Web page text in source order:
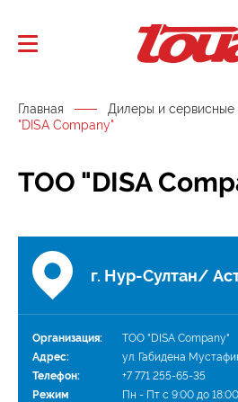
Главная Дилеры и сервисные
"DISA Company"
ТОО "DISA
г. Нур-Султан/
Организация:
ТОО "DISA Company"
Адрес:
ул. Габидена
Телефон:
+7 771 255-65-35
Режим
Пн - Пт с 9:00 до 18:00